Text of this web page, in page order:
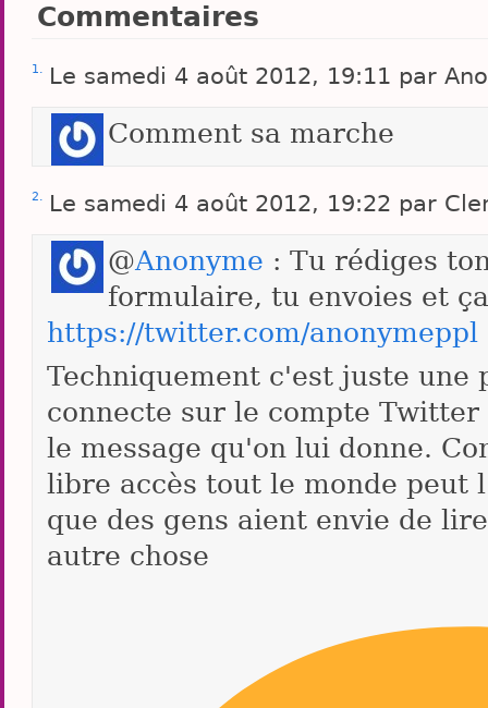
Commentaires
1. Le samedi 4 août 2012, 19:11 par
Comment sa marche
2. Le samedi 4 août 2012, 19:22 par
@Anonyme : Tu rédiges
formulaire, tu envoies et
https://twitter.com/anonymeppl
Techniquement c'est juste
connecte sur le compte Twitter
le message qu'on lui donne.
libre accès tout le monde peut
que des gens aient envie de
autre chose